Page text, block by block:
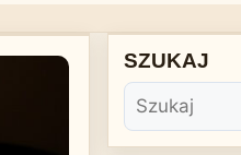
SZUKAJ